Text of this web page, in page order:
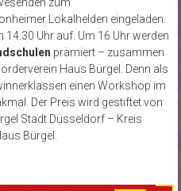
zum
Lokalhelden eingeladen.
14.30 Uhr auf. Um 16 Uhr werden
prämiert – zusammen
Haus Bürgel. Denn als
einen Workshop im
Der Preis wird gestiftet von
Stadt Düsseldorf – Kreis
Bürgel.